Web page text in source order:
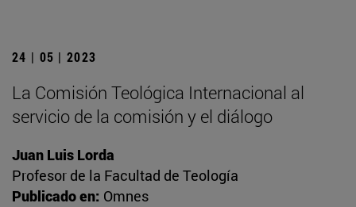
24 | 05 | 2023
La Comisión Teológica Internacional al
servicio de la comisión y el diálogo
Juan Luis Lorda
Profesor de la Facultad de Teología
Publicado en: Omnes